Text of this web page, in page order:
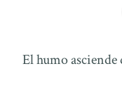
El humo